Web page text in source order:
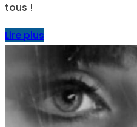
tous !
Lire plus